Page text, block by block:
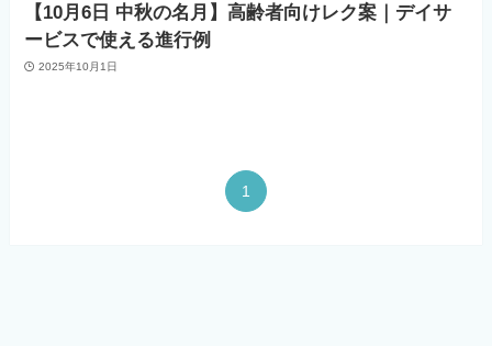
【10月6日 中秋の名月】高齢者向けレク案｜デイサ
ービスで使える進行例
2025年10月1日
1